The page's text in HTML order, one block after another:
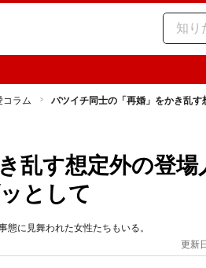
コラム バツイチ同士の「再婚」をかき乱
乱す想定外の登場
として
に見舞われた女性たちもいる。
更新